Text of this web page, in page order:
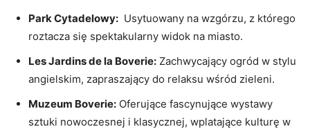
Park Cytadelowy: ⁣ Usytuowany na wzgórzu, z którego
roztacza się spektakularny widok na miasto.
Les ⁢Jardins de la Boverie: Zachwycający ogród w stylu
angielskim, zapraszający do ⁢relaksu wśród zieleni.
Muzeum Boverie: Oferujące fascynujące wystawy
sztuki nowoczesnej⁢ i klasycznej, wplatające kulturę⁤ w